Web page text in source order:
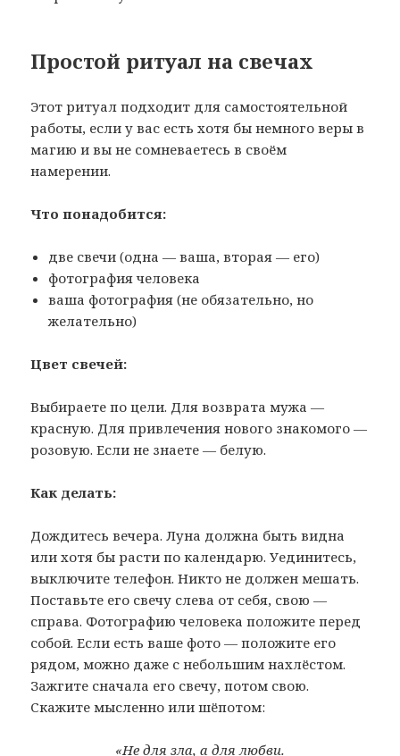
Простой ритуал на свечах
Этот ритуал подходит для самостоятельной
работы, если у вас есть хотя бы немного веры в
магию и вы не сомневаетесь в своём
намерении.
Что понадобится:
две свечи (одна — ваша, вторая — его)
фотография человека
ваша фотография (не обязательно, но
желательно)
Цвет свечей:
Выбираете по цели. Для возврата мужа —
красную. Для привлечения нового знакомого —
розовую. Если не знаете — белую.
Как делать:
Дождитесь вечера. Луна должна быть видна
или хотя бы расти по календарю. Уединитесь,
выключите телефон. Никто не должен мешать.
Поставьте его свечу слева от себя, свою —
справа. Фотографию человека положите перед
собой. Если есть ваше фото — положите его
рядом, можно даже с небольшим нахлёстом.
Зажгите сначала его свечу, потом свою.
Скажите мысленно или шёпотом:
«Не для зла, а для любви.